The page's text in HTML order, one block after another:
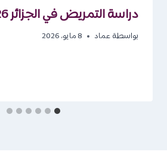
دراسة التمريض في الجزائر 2026
بواسطة عماد 8 مايو، 2026